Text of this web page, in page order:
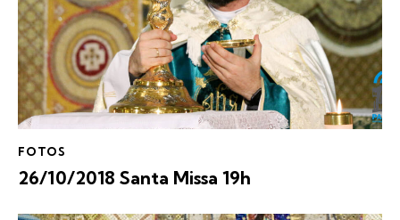
FOTOS
26/10/2018 Santa Missa 19h